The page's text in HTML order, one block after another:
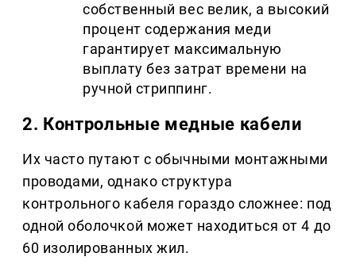
собственный вес велик, а высокий
процент содержания меди
гарантирует максимальную
выплату без затрат времени на
ручной стриппинг.
2. Контрольные медные кабели
Их часто путают с обычными монтажными
проводами, однако структура
контрольного кабеля гораздо сложнее: под
одной оболочкой может находиться от 4 до
60 изолированных жил.